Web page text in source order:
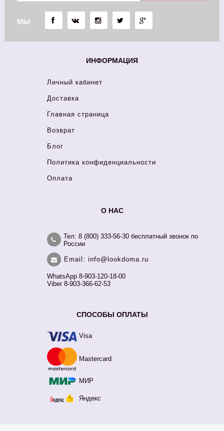
МЫ
ИНФОРМАЦИЯ
Личный кабинет
Доставка
Главная страница
Возврат
Блог
Политика конфиденциальности
Оплата
О НАС
Тел: 8 (800) 333-56-30 бесплатный звонок по
России
Email: info@lookdoma.ru
WhatsApp 8-903-120-18-00
Viber 8-903-366-62-53
СПОСОБЫ ОПЛАТЫ
Visa
Mastercard
МИР
Яндекс